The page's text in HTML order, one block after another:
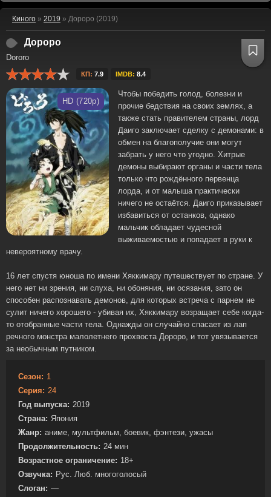
Киного » 2019 » Дороро (2019)
Дороро
Dororo
КП: 7.9 IMDB: 8.4
HD (720p)
Чтобы победить голод, болезни и
прочие бедствия на своих землях, а
также стать правителем страны, лорд
Даиго заключает сделку с демонами: в
обмен на благополучие они могут
забрать у него что угодно. Хитрые
демоны выбирают органы и части тела
только что рождённого первенца
лорда, и от малыша практически
ничего не остаётся. Даиго приказывает
избавиться от останков, однако
мальчик обладает чудесной
выживаемостью и попадает в руки к
невероятному врачу.
16 лет спустя юноша по имени Хяккимару путешествует по стране. У
него нет ни зрения, ни слуха, ни обоняния, ни осязания, зато он
способен распознавать демонов, для которых встреча с парнем не
сулит ничего хорошего - убивая их, Хяккимару возращает себе когда-
то отобранные части тела. Однажды он случайно спасает из лап
речного монстра малолетнего прохвоста Дороро, и тот увязывается
за необычным путником.
Сезон: 1
Серия: 24
Год выпуска: 2019
Страна: Япония
Жанр: аниме, мультфильм, боевик, фэнтези, ужасы
Продолжительность: 24 мин
Возрастное ограничение: 18+
Озвучка: Рус. Люб. многоголосый
Слоган: —